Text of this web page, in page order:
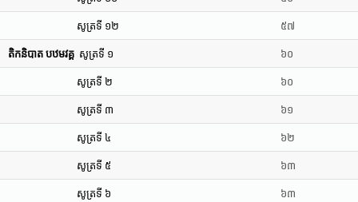
សូត្រទី ១២ ៥៧
តិកនិបាត បឋមវគ្គ សូត្រទី ១ ៦០
សូត្រទី ២ ៦០
សូត្រទី ៣ ៦១
សូត្រទី ៤ ៦២
សូត្រទី ៥ ៦៣
សូត្រទី ៦ ៦៣